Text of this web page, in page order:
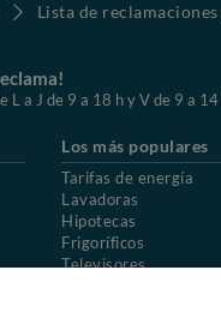
Lista de
L a J de 9 a 18 h y V de 9 a 14
Los más populares
Tarifas de energía
Lavadoras
Hipotecas
Frigoríficos
Televisores